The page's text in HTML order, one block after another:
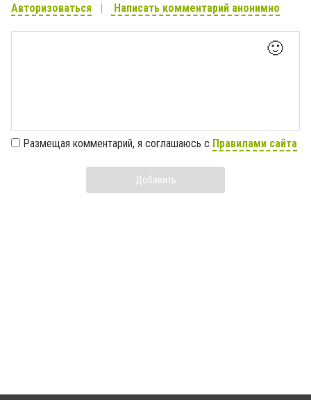
Авторизоваться Написать комментарий анонимно
🙂
Размещая комментарий, я соглашаюсь с Правилами сайта
Добавить